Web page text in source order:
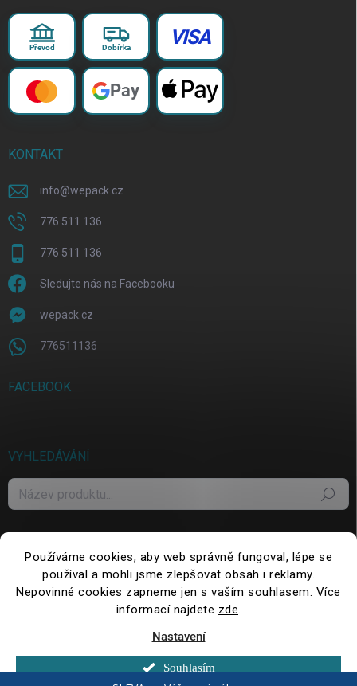
Používáme cookies, aby web správně fungoval, lépe se
používal a mohli jsme zlepšovat obsah i reklamy.
Nepovinné cookies zapneme jen s vaším souhlasem. Více
informací najdete zde.
Nastavení
Souhlasím
Převod Dobírka VISA
Pay
KONTAKT
info@wepack.cz
776 511 136
776 511 136
Sledujte nás na Facebooku
wepack.cz
776511136
FACEBOOK
VYHLEDÁVÁNÍ
Hledat
. Všechna práva vyhrazena.
cookies